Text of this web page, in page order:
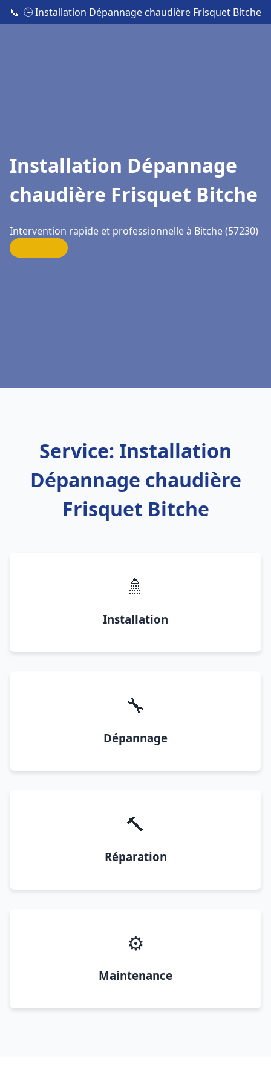
📞 🕒 Installation Dépannage chaudière Frisquet Bitche
Installation Dépannage
chaudière Frisquet Bitche
Intervention rapide et professionnelle à Bitche (57230)
Service: Installation
Dépannage chaudière
Frisquet Bitche
🚿
Installation
🔧
Dépannage
🔨
Réparation
⚙️
Maintenance